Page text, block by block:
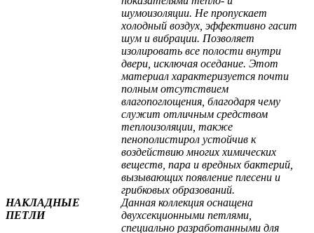
шумоизоляции. Не пропускает
холодный воздух, эффективно гасит
шум и вибрации. Позволяет
изолировать все полости внутри
двери, исключая оседание. Этот
материал характеризуется почти
полным отсутствием
влагопоглощения, благодаря чему
служит отличным средством
теплоизоляции, также
пенополистирол устойчив к
воздействию многих химических
веществ, пара и вредных бактерий,
вызывающих появление плесени и
грибковых образований.
НАКЛАДНЫЕ
ПЕТЛИ
Данная коллекция оснащена
двухсекционными петлями,
специально разработанными для